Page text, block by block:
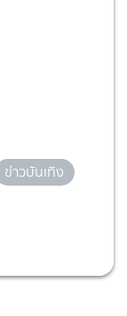
ข่าวบันเทิง